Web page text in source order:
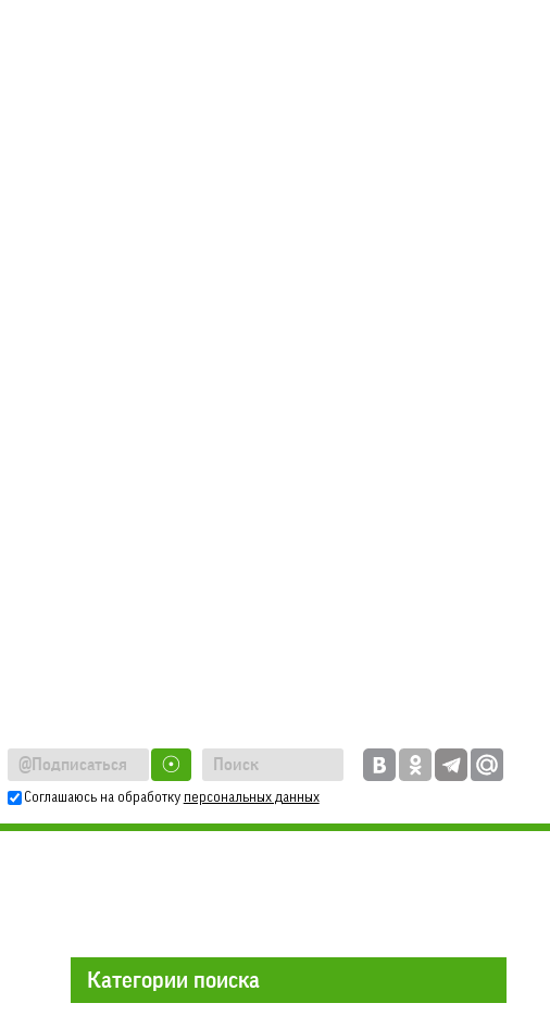
☉
Соглашаюсь на обработку персональных данных
Категории поиска